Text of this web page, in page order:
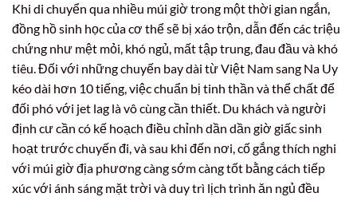
Khi di chuyển qua nhiều múi giờ trong một thời gian ngắn,
đồng hồ sinh học của cơ thể sẽ bị xáo trộn, dẫn đến các triệu
chứng như mệt mỏi, khó ngủ, mất tập trung, đau đầu và khó
tiêu. Đối với những chuyến bay dài từ Việt Nam sang Na Uy
kéo dài hơn 10 tiếng, việc chuẩn bị tinh thần và thể chất để
đối phó với jet lag là vô cùng cần thiết. Du khách và người
định cư cần có kế hoạch điều chỉnh dần dần giờ giấc sinh
hoạt trước chuyến đi, và sau khi đến nơi, cố gắng thích nghi
với múi giờ địa phương càng sớm càng tốt bằng cách tiếp
xúc với ánh sáng mặt trời và duy trì lịch trình ăn ngủ đều